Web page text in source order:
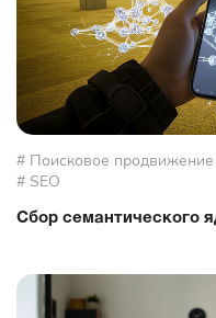
# Поисковое продвижение
# SEO
Сбор семантического